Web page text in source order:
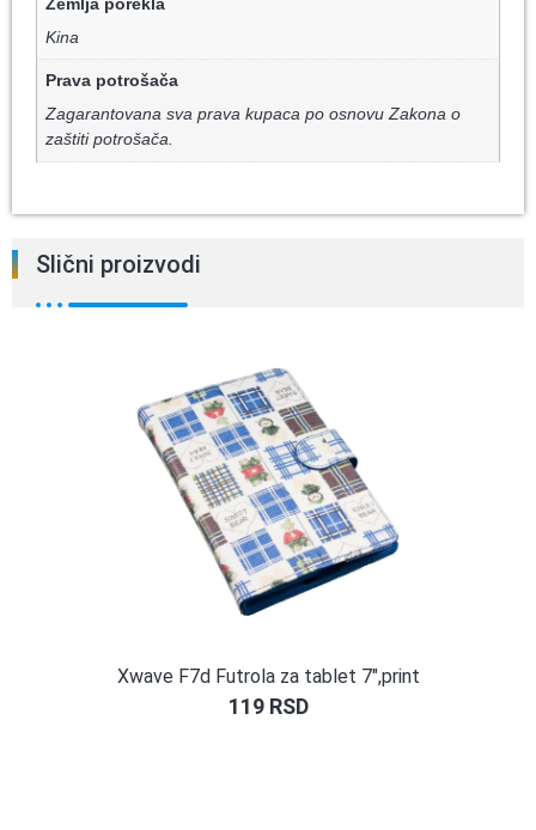
Kina
Prava potrošača
Zagarantovana sva prava kupaca po osnovu Zakona o
zaštiti potrošača.
Slični proizvodi
Xwave F7d Futrola za tablet 7″,print
119 RSD